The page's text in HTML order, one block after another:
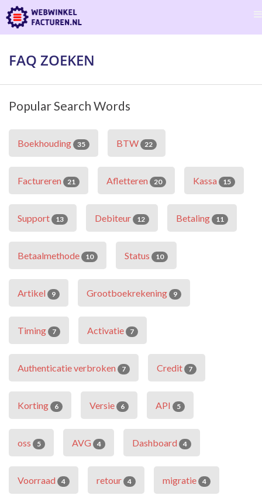
FAQ ZOEKEN
Popular Search Words
Boekhouding 35 BTW 22
Factureren 21 Afletteren 20 Kassa 15
Support 13 Debiteur 12 Betaling 11
Betaalmethode 10 Status 10
Artikel 9 Grootboekrekening 9
Timing 7 Activatie 7
Authenticatie verbroken 7 Credit 7
Korting 6 Versie 6 API 5
oss 5 AVG 4 Dashboard 4
Voorraad 4 retour 4 migratie 4